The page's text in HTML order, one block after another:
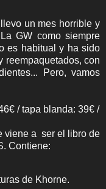
un mes horrible y
GW como siempre
es habitual y ha sido
reempaquetados, con
Pero, vamos
/ tapa blanda: 39€ /
viene a ser el libro de
Contiene:
de Khorne.